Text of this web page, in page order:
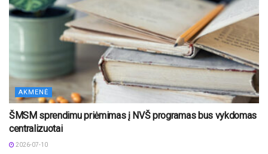
AKMENĖ
ŠMSM sprendimu priėmimas į NVŠ programas bus vykdomas
centralizuotai
2026-07-10